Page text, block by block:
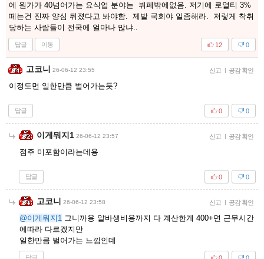
에 원가가 40넘어가는 요식업 분야는 뷔페밖에없음. 저기에 로열티 3%
떼는건 진짜 양심 뒤졌다고 봐야함. 제발 국회야 일좀해라. 저렇게 착취
당하는 사람들이 전국에 얼마나 많냐..
답글 이동 0
12
고코니 26-06-12 23:55 신고 | 공감 확인
이정도면 일한만큼 벌어가는듯?
답글 0
0
이게뭐지1 26-06-12 23:57 신고 | 공감 확인
점주 미포함이라는데용
답글 0
0
고코니 26-06-12 23:58 신고 | 공감 확인
@이게뭐지1 그니까용 알바생비용까지 다 계산한게 400+면 근무시간
에따라 다르겠지만
일한만큼 벌어가는 느낌인데
답글